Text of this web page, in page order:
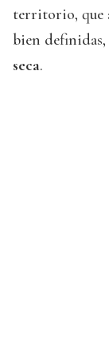
territorio, que
bien definidas,
seca.